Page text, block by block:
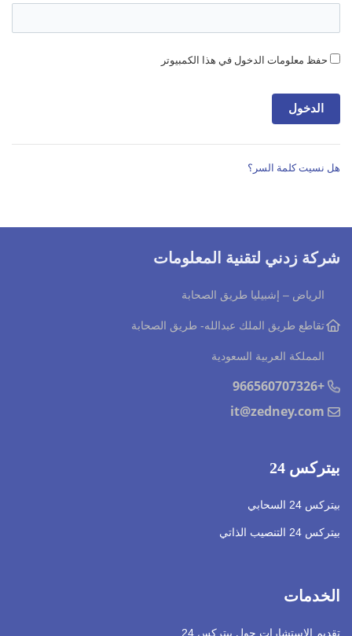
حفظ معلومات الدخول في هذا الكمبيوتر
هل نسيت كلمة السر؟
شركة زدني لتقنية المعلومات
الرياض – إشبيليا طريق الصحابة
تقاطع طريق الملك عبدالله- طريق الصحابة
المملكة العربية السعودية
+966560707326
it@zedney.com
بيتركس 24
بيتركس 24 السحابي
بيتركس 24 التنصيب الذاتي
الخدمات
تقديم الإستشارات حول بيتركس 24